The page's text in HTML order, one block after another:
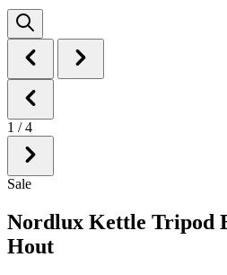
1 / 4
Sale
Nordlux Kettle Tripod
Hout